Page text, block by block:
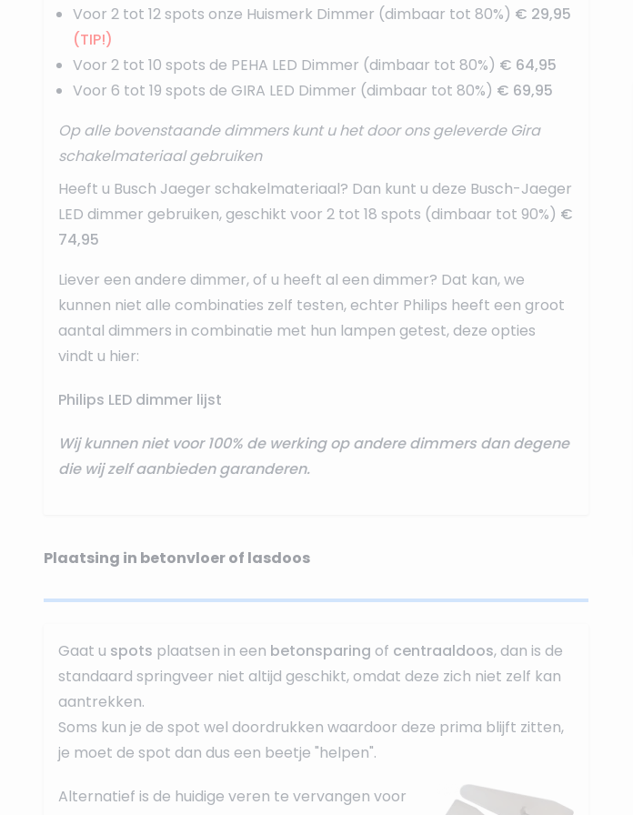
Voor 2 tot 12 spots onze Huismerk Dimmer (dimbaar tot 80%) € 29,95
(TIP!)
Voor 2 tot 10 spots de PEHA LED Dimmer (dimbaar tot 80%) € 64,95
Voor 6 tot 19 spots de GIRA LED Dimmer (dimbaar tot 80%) € 69,95
Op alle bovenstaande dimmers kunt u het door ons geleverde Gira
schakelmateriaal gebruiken
Heeft u Busch Jaeger schakelmateriaal? Dan kunt u deze Busch-Jaeger
LED dimmer gebruiken, geschikt voor 2 tot 18 spots (dimbaar tot 90%) €
74,95
Liever een andere dimmer, of u heeft al een dimmer? Dat kan, we
kunnen niet alle combinaties zelf testen, echter Philips heeft een groot
aantal dimmers in combinatie met hun lampen getest, deze opties
vindt u hier:
Philips LED dimmer lijst
Wij kunnen niet voor 100% de werking op andere dimmers dan degene
die wij zelf aanbieden garanderen.
Plaatsing in betonvloer of lasdoos
Gaat u spots plaatsen in een betonsparing of centraaldoos, dan is de
standaard springveer niet altijd geschikt, omdat deze zich niet zelf kan
aantrekken.
Soms kun je de spot wel doordrukken waardoor deze prima blijft zitten,
je moet de spot dan dus een beetje "helpen".
Alternatief is de huidige veren te vervangen voor